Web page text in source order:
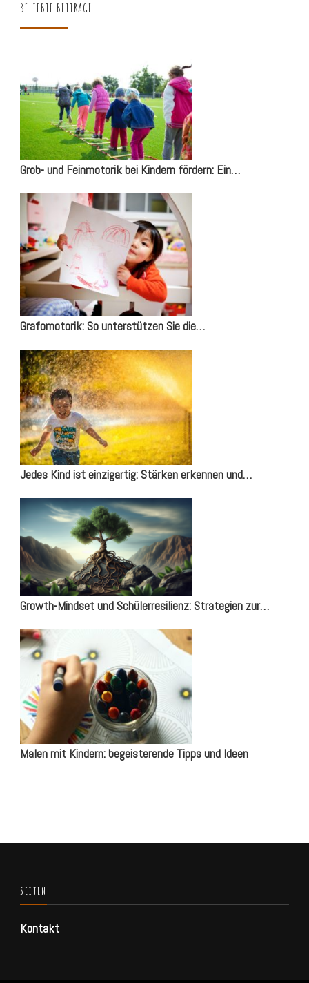
BELIEBTE BEITRÄGE
Grob- und Feinmotorik bei Kindern fördern: Ein…
Grafomotorik: So unterstützen Sie die…
Jedes Kind ist einzigartig: Stärken erkennen und…
Growth-Mindset und Schülerresilienz: Strategien zur…
Malen mit Kindern: begeisterende Tipps und Ideen
SEITEN
Kontakt